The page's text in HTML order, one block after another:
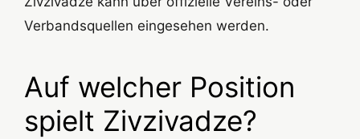
Verbandsquellen eingesehen werden.
Auf welcher Position
spielt Zivzivadze?